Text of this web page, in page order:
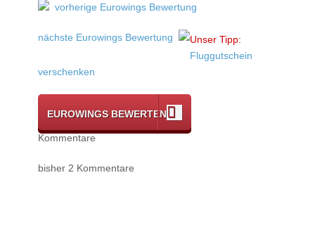
vorherige Eurowings Bewertung
nächste Eurowings Bewertung
Unser Tipp:
Fluggutschein
verschenken
EUROWINGS BEWERTEN
Kommentare
bisher 2 Kommentare